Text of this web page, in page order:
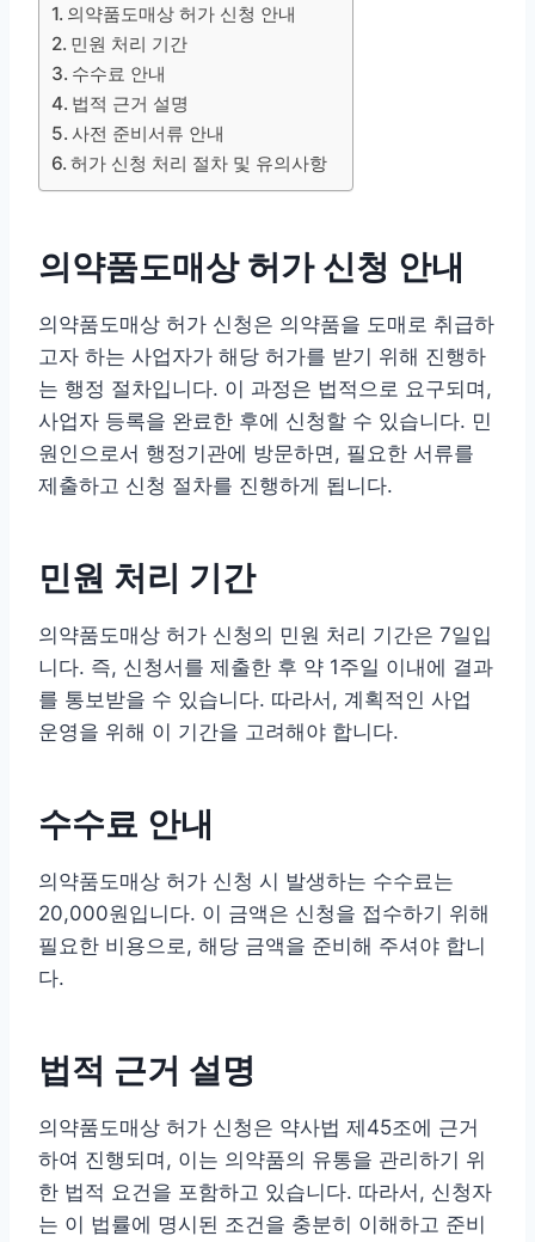
의약품도매상 허가 신청 안내
민원 처리 기간
수수료 안내
법적 근거 설명
사전 준비서류 안내
허가 신청 처리 절차 및 유의사항
의약품도매상 허가 신청 안내
의약품도매상 허가 신청은 의약품을 도매로 취급하
고자 하는 사업자가 해당 허가를 받기 위해 진행하
는 행정 절차입니다. 이 과정은 법적으로 요구되며,
사업자 등록을 완료한 후에 신청할 수 있습니다. 민
원인으로서 행정기관에 방문하면, 필요한 서류를
제출하고 신청 절차를 진행하게 됩니다.
민원 처리 기간
의약품도매상 허가 신청의 민원 처리 기간은 7일입
니다. 즉, 신청서를 제출한 후 약 1주일 이내에 결과
를 통보받을 수 있습니다. 따라서, 계획적인 사업
운영을 위해 이 기간을 고려해야 합니다.
수수료 안내
의약품도매상 허가 신청 시 발생하는 수수료는
20,000원입니다. 이 금액은 신청을 접수하기 위해
필요한 비용으로, 해당 금액을 준비해 주셔야 합니
다.
법적 근거 설명
의약품도매상 허가 신청은 약사법 제45조에 근거
하여 진행되며, 이는 의약품의 유통을 관리하기 위
한 법적 요건을 포함하고 있습니다. 따라서, 신청자
는 이 법률에 명시된 조건을 충분히 이해하고 준비